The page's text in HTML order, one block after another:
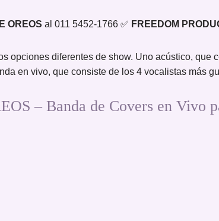
OREOS al 011 5452-1766 ✅ FREEDOM
opciones diferentes de show. Uno acústico, que
en vivo, que consiste de los 4 vocalistas más
– Banda de Covers en Vivo